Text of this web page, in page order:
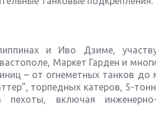
и Иво Дзиме,
Маркет Гарден и
– от огнеметных танков до
торпедных катеров, 5-
включая инженерно-